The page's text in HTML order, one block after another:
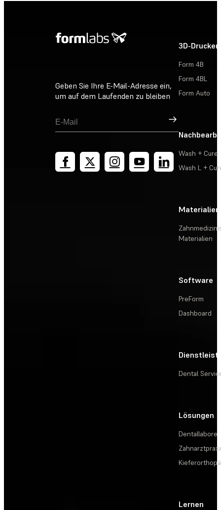
Geben Sie Ihre E-Mail-Adresse ein,
um auf dem Laufenden zu bleiben
Registrieren
3D-Drucker
Form 4B
Form 4BL
Form Auto
Wash + Cure
Wash L +
Materialien
Materialien
Software
PreForm
Dashboard
Dental
Lösungen
Dentallabore
Lernen